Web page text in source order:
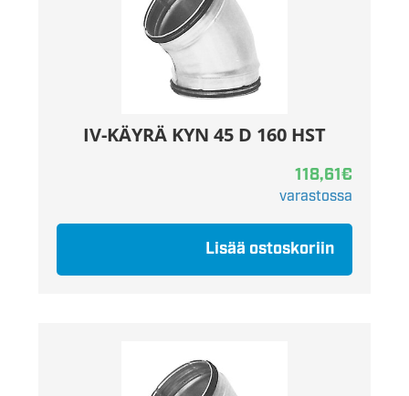
IV-KÄYRÄ KYN 45 D 160 HST
118,61€
varastossa
Lisää ostoskoriin